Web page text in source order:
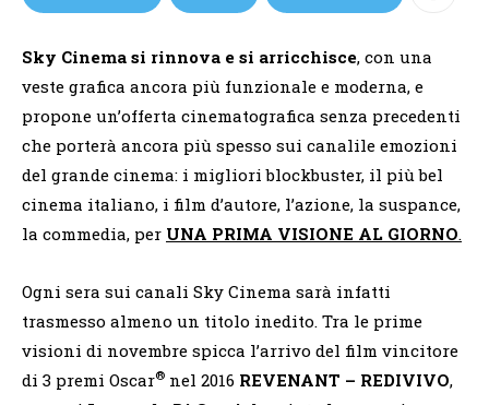
Sky Cinema si rinnova e si arricchisce, con una
veste grafica ancora più funzionale e moderna, e
propone un’offerta cinematografica senza precedenti
che porterà ancora più spesso sui canalile emozioni
del grande cinema: i migliori blockbuster, il più bel
cinema italiano, i film d’autore, l’azione, la suspance,
la commedia, per UNA PRIMA VISIONE AL GIORNO.
Ogni sera sui canali Sky Cinema sarà infatti
trasmesso almeno un titolo inedito. Tra le prime
visioni di novembre spicca l’arrivo del film vincitore
di 3 premi Oscar® nel 2016 REVENANT – REDIVIVO,